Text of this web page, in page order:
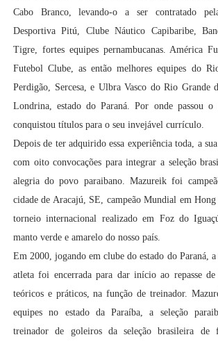
Cabo Branco, levando-o a ser contratado
Desportiva Pitú, Clube Náutico Capibaribe,
Tigre, fortes equipes pernambucanas. América
Futebol Clube, as então melhores equipes do
Perdigão, Sercesa, e Ulbra Vasco do Rio Grande
Londrina, estado do Paraná. Por onde passou o
conquistou títulos para o seu invejável currículo.
Depois de ter adquirido essa experiência toda, a
com oito convocações para integrar a seleção
alegria do povo paraibano. Mazureik foi
cidade de Aracajú, SE, campeão Mundial em
torneio internacional realizado em Foz do
manto verde e amarelo do nosso país.
Em 2000, jogando em clube do estado do Paraná,
atleta foi encerrada para dar início ao repasse de
teóricos e práticos, na função de treinador.
equipes no estado da Paraíba, a seleção
treinador de goleiros da seleção brasileira de